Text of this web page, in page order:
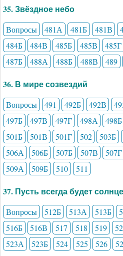
35. Звёздное небо
Вопросы 481А 481Б 481В
484Б
484В 485Б 485В 485Г
487Б
488А 488Б 488В 489
36. В мире созвездий
Вопросы 491 492Б 492В
497Б
497В 497Г 498А 498Б
501Б
501В 501Г 502 503Б
506А
506Б 507Б 507В 507Г
509А
509Б 510 511
37. Пусть всегда будет
Вопросы 512Б 513А 513Б
516Б
516В 517 518 519
523А
523Б 524 525 526